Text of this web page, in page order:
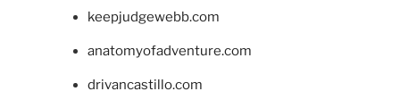
keepjudgewebb.com
anatomyofadventure.com
drivancastillo.com